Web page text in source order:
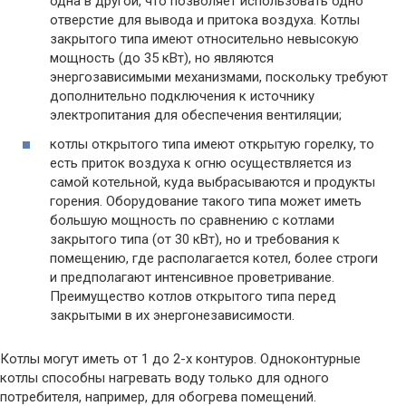
отверстие для вывода и притока воздуха. Котлы
закрытого типа имеют относительно невысокую
мощность (до 35 кВт), но являются
энергозависимыми механизмами, поскольку требуют
дополнительно подключения к источнику
электропитания для обеспечения вентиляции;
котлы открытого типа имеют открытую горелку, то
есть приток воздуха к огню осуществляется из
самой котельной, куда выбрасываются и продукты
горения. Оборудование такого типа может иметь
большую мощность по сравнению с котлами
закрытого типа (от 30 кВт), но и требования к
помещению, где располагается котел, более строги
и предполагают интенсивное проветривание.
Преимущество котлов открытого типа перед
закрытыми в их энергонезависимости.
Котлы могут иметь от 1 до 2-х контуров. Одноконтурные
котлы способны нагревать воду только для одного
потребителя, например, для обогрева помещений.